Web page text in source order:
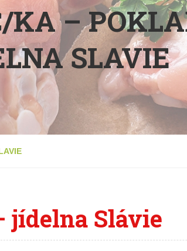
KA –
SLAVIE
Slávie